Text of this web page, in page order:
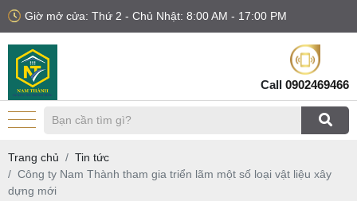
Giờ mở cửa: Thứ 2 - Chủ Nhật: 8:00 AM - 17:00 PM
Call 0902469466
Trang chủ
Tin tức
Công ty Nam Thành tham gia triển lãm một số loại vật liệu xây
dựng mới